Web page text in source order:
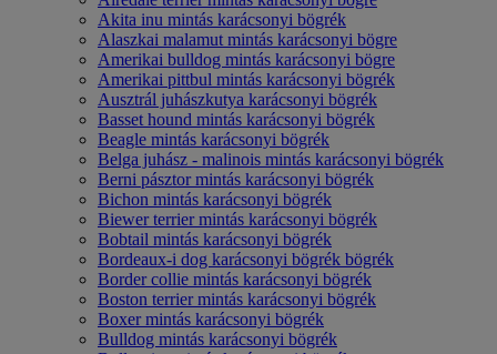
Akita inu mintás karácsonyi bögrék
Alaszkai malamut mintás karácsonyi bögre
Amerikai bulldog mintás karácsonyi bögre
Amerikai pittbul mintás karácsonyi bögrék
Ausztrál juhászkutya karácsonyi bögrék
Basset hound mintás karácsonyi bögrék
Beagle mintás karácsonyi bögrék
Belga juhász - malinois mintás karácsonyi bögrék
Berni pásztor mintás karácsonyi bögrék
Bichon mintás karácsonyi bögrék
Biewer terrier mintás karácsonyi bögrék
Bobtail mintás karácsonyi bögrék
Bordeaux-i dog karácsonyi bögrék bögrék
Border collie mintás karácsonyi bögrék
Boston terrier mintás karácsonyi bögrék
Boxer mintás karácsonyi bögrék
Bulldog mintás karácsonyi bögrék